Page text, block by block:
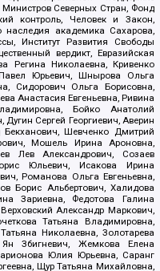
Северных Стран, Фонд
контроль, Человек и Закон,
академика Сахарова,
Институт Развития Свободы
вердикт, Евразийская
Регина Николаевна, Кривенко
Юрьевич, Шнырова Ольга
Сидорович Ольга Борисовна,
Анастасия Евгеньевна, Ривина
Бойко Анатолий
Сергей Георгиевич, Аверин
Бекханович, Шевченко Дмитрий
Мошель Ирина Ароновна,
Лев Александрович, Созаев
Юльевич, Исакова Ирина
Романова Ольга Евгеньевна,
Борис Альбертович, Халидова
Зариевна, Федотова Галина
Александр Маркович,
Татьяна Владимировна,
Николаевна, Золотарева
Ян Збигневич, Жемкова Елена
Юлия Юрьевна, Саранг
Щур Татьяна Михайловна,